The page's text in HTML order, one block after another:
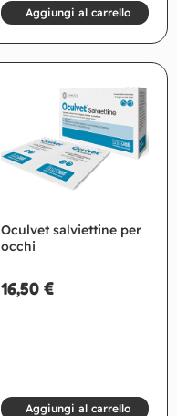
Aggiungi al carrello
Oculvet salviettine per
occhi
16,50 €
Aggiungi al carrello